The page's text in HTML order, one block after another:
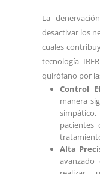
La
desactivar los
cuales
tecnología
quirófano por
Control
manera
Alta
avanzado